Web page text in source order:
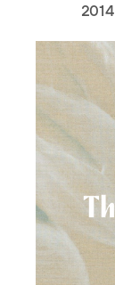
2014